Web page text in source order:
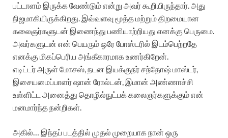
பட்டாளம் இருக்க வேண்டும் என்று அவர் கூறியிருந்தார். அது
நிஜமாகியிருக்கிறது. இவ்வளவு மூத்த மற்றும் திறமையான
கலைஞர்களுடன் இணைந்து பணியாற்றியது எனக்கு பெருமை.
அவர்களுடன் என் பெயரும் ஒரே போஸ்டரில் இடம்பெற்றதே
எனக்கு மிகப்பெரிய அங்கீகாரமாக உணர்கிறேன்.
எடிட்டர் அருள் மோசஸ், நடன இயக்குநர் சந்தோஷ் மாஸ்டர்,
இசையமைப்பாளர் ஷான் ரோல்டன், இமான் அண்ணாச்சி
உள்ளிட்ட அனைத்து தொழில்நுட்பக் கலைஞர்களுக்கும் என்
மனமார்ந்த நன்றிகள்.
அகில்… இந்தப் படத்தில் முதல் முறையாக நான் ஒரு